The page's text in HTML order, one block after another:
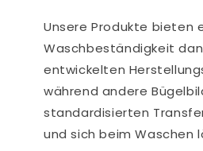
Unsere Produkte bieten
Waschbeständigkeit
entwickelten
während andere
standardisierten
und sich beim Waschen